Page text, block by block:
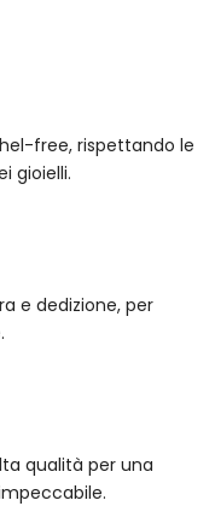
free, rispettando le
gioielli.
e dedizione, per
qualità per una